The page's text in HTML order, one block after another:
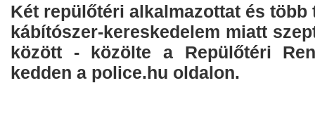
Két repülőtéri alkalmazottat és több
kábítószer-kereskedelem miatt
között - közölte a Repülőtéri
kedden a police.hu oldalon.